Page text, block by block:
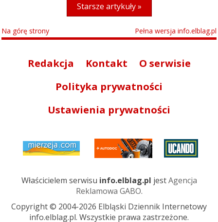
Starsze artykuły »
Na górę strony Pełna wersja info.elblag.pl
Redakcja Kontakt
O serwisie
Polityka prywatności
Ustawienia prywatności
Właścicielem serwisu info.elblag.pl jestAgencja
Reklamowa GABO.
Copyright © 2004-2026 Elbląski Dziennik Internetowy
info.elblag.pl. Wszystkie prawa zastrzeżone.